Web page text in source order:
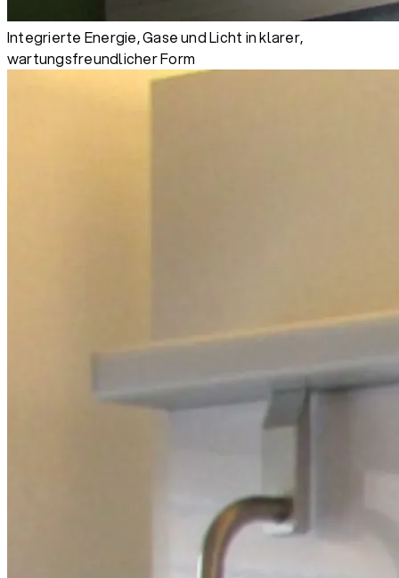
Integrierte Energie, Gase und Licht in klarer,
wartungsfreundlicher Form